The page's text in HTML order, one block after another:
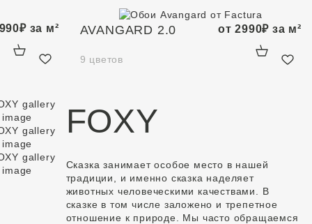
₽за м² AVANGARD 2.0
9 цветов
от2990₽ за м²
FOXY
Сказка занимает особое место в нашей
традиции, и именно сказка наделяет
животных человеческими качествами. В
сказке в том числе заложено и трепетное
отношение к природе. Мы часто обращаемся